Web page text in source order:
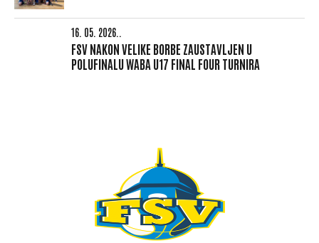
16. 05. 2026..
FSV NAKON VELIKE BORBE ZAUSTAVLJEN U
POLUFINALU WABA U17 FINAL FOUR TURNIRA